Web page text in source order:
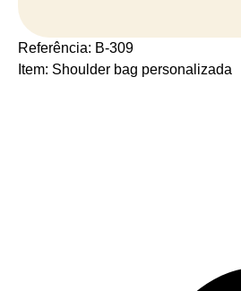
Referência: B-309
Item: Shoulder bag personalizada